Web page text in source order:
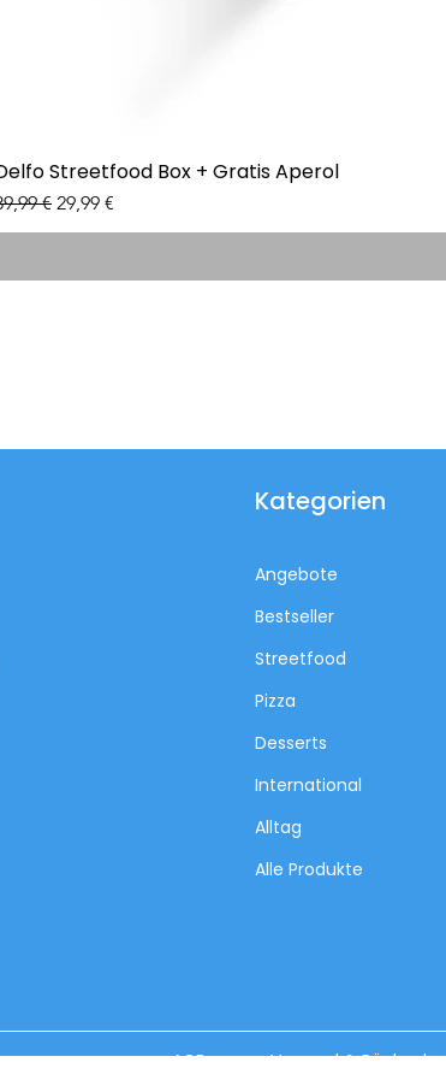
Streetfood Box + Gratis Aperol
€ Sale-Preis
29,99 €
Kategorien
Angebote
Bestseller
Streetfood
Pizza
Desserts
International
Alltag
Alle Produkte
AGB Versand & Rückgabe